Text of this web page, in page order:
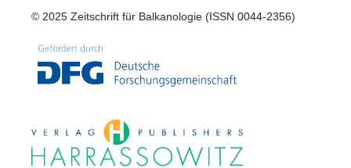
© 2025 Zeitschrift für Balkanologie (ISSN 0044-2356)